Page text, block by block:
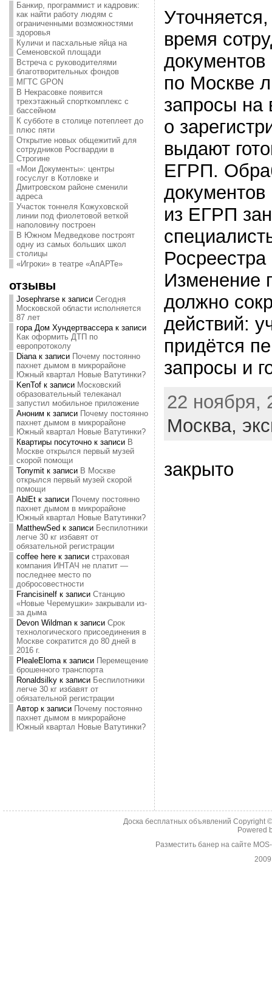
Банкир, программист и кадровик:
как найти работу людям с
ограниченными возможностями
здоровья
Куличи и пасхальные яйца на
Семеновской площади
Встреча с руководителями
благотворительных фондов
МГТС GPON
В Некрасовке появится
трехэтажный спорткомплекс с
бассейном
К субботе в столице потеплеет до
плюс пяти
Открытие новых общежитий для
сотрудников Росгвардии в
Строгине
«Мои Документы»: центры
госуслуг в Котловке и
Дмитровском районе сменили
адреса
Участок тоннеля Кожуховской
линии под фиолетовой веткой
наполовину построен
В Южном Медведкове построят
одну из самых больших школ
столицы
«Игроки» в театре «АпАРТе»
отзывы
Josephrarseк записи Сегодня
Московской области исполняется
87 лет
гора Дом Хундертвассерак записи
Как оформить ДТП по
европротоколу
Dianaк записи Почему постоянно
пахнет дымом в микрорайоне
Южный квартал Новые Ватутинки?
KenTofк записи Московский
образовательный телеканал
запустил мобильное приложение
Аноним к записи Почему постоянно
пахнет дымом в микрорайоне
Южный квартал Новые Ватутинки?
Квартиры посуточнок записи В
Москве открылся первый музей
скорой помощи
Tonymitк записи В Москве
открылся первый музей скорой
помощи
AblEtк записи Почему постоянно
пахнет дымом в микрорайоне
Южный квартал Новые Ватутинки?
MatthewSed к записи Беспилотники
легче 30 кг избавят от
обязательной регистрации
coffee hereк записи страховая
компания ИНТАЧ не платит —
последнее место по
добросовестности
Francisinelfк записи Станцию
«Новые Черемушки» закрывали из-
за дыма
Devon Wildmanк записи Срок
технологического присоединения в
Москве сократится до 80 дней в
2016 г.
PlealeElomaк записи Перемещение
брошенного транспорта
Ronaldsilkyк записи Беспилотники
легче 30 кг избавят от
обязательной регистрации
Авторк записи Почему постоянно
пахнет дымом в микрорайоне
Южный квартал Новые Ватутинки?
время
по Москве
запросы
о
выдают
ЕГРП.
из ЕГРП
Изменение
должно
действий:
придётся
запросы и
22 ноября,
Москва,
закрыто
Доска бесплатных объявлений Copyright
Powered
Разместить банер на сайте